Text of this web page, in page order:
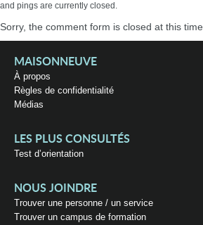
and pings are currently closed.
Sorry, the comment form is closed at this time.
MAISONNEUVE
À propos
Règles de confidentialité
Médias
LES PLUS CONSULTÉS
Test d’orientation
NOUS JOINDRE
Trouver une personne / un service
Trouver un campus de formation